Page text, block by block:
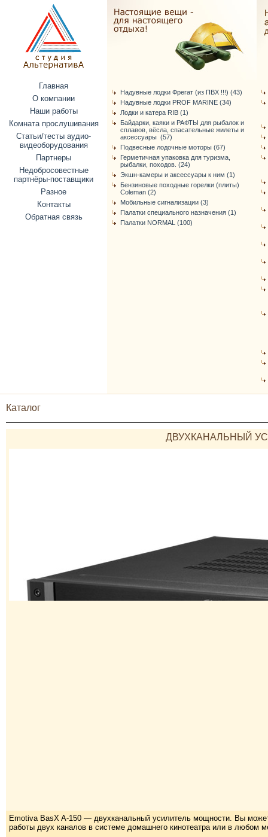
Главная
О компании
Наши работы
Комната прослушивания
Статьи/тесты аудио-
видеоборудования
Партнеры
Недобросовестные
партнёры-поставщики
Разное
Контакты
Обратная связь
Надувные лодки Фрегат (из ПВХ !!!) (43)
Надувные лодки PROF MARINE (34)
Лодки и катера RIB (1)
Байдарки, каяки и РАФТЫ для рыбалок и
сплавов, вёсла, спасательные жилеты и
аксессуары (57)
Подвесные лодочные моторы (67)
Герметичная упаковка для туризма,
рыбалки, походов. (24)
Экшн-камеры и аксессуары к ним (1)
Бензиновые походные горелки (плиты)
Coleman (2)
Мобильные сигнализации (3)
Палатки специального назначения (1)
Палатки NORMAL (100)
Каталог
ДВУХКАНАЛЬНЫЙ
Emotiva BasX A-150 — двухканальный усилитель мощности. Вы
работы двух каналов в системе домашнего кинотеатра или в любом